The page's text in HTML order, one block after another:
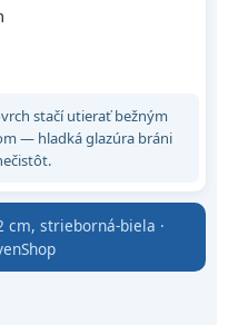
stačí utierať bežným
— hladká glazúra bráni
cm, strieborná-biela ·